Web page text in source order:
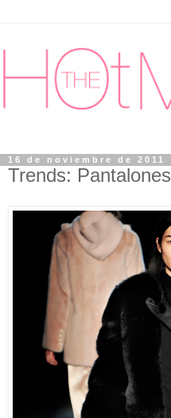
16 de noviembre de 2011
Trends: Pantalones